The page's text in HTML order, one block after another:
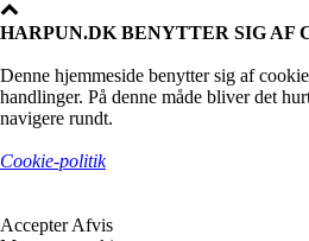
HARPUN.DK BENYTTER SIG AF
Denne hjemmeside benytter sig af
handlinger. På denne måde bliver det
navigere rundt.
Cookie-politik
Accepter Afvis